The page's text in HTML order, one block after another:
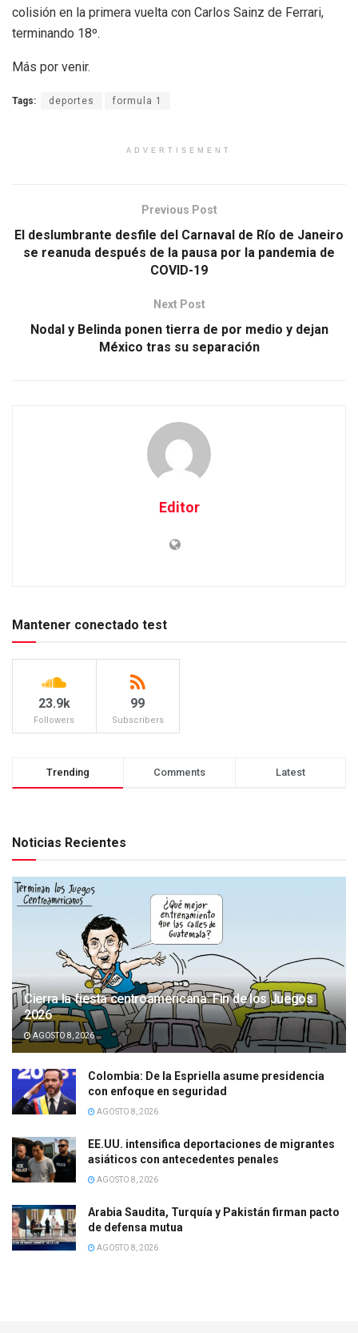
colisión en la primera vuelta con Carlos Sainz de Ferrari,
terminando 18º.
Más por venir.
Tags: deportes formula 1
ADVERTISEMENT
Previous Post
El deslumbrante desfile del Carnaval de Río de Janeiro
se reanuda después de la pausa por la pandemia de
COVID-19
Next Post
Nodal y Belinda ponen tierra de por medio y dejan
México tras su separación
Editor
Mantener conectado test
23.9k
Followers
99
Subscribers
Trending Comments Latest
Noticias Recientes
Cierra la fiesta centroamericana: Fin de los Juegos
2026
AGOSTO 8, 2026
Colombia: De la Espriella asume presidencia
con enfoque en seguridad
AGOSTO 8, 2026
EE.UU. intensifica deportaciones de migrantes
asiáticos con antecedentes penales
AGOSTO 8, 2026
Arabia Saudita, Turquía y Pakistán firman pacto
de defensa mutua
AGOSTO 8, 2026